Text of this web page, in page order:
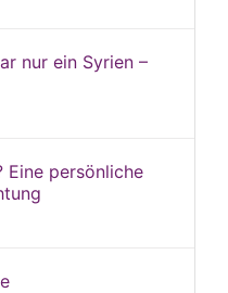
nur ein Syrien –
Eine persönliche